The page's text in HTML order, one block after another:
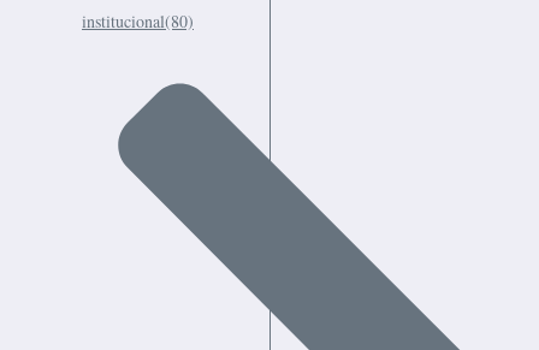
institucional(80)